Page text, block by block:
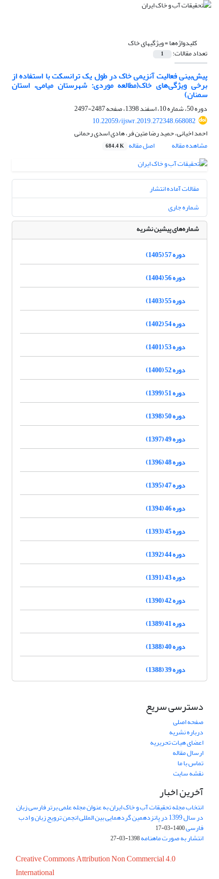
کلیدواژه‌ها =ویژگیهای خاک
تعداد مقالات: 1
پیش‌بینی فعالیت آنزیمی خاک در طول یک ترانسکت با استفاده از
برخی ویژگی‌های خاک(مطالعه موردی: شهرستان میامی، استان
سمنان)
دوره 50، شماره 10، اسفند 1398، صفحه
2487-2497
10.22059/ijswr.2019.272348.668082
احمد اخیانی، حمید رضا متین فر، هادی اسدی رحمانی
مشاهده مقاله
اصل مقاله 684.4 K
مقالات آماده انتشار
شماره جاری
شماره‌های پیشین نشریه
دوره 57 (1405)
دوره 56 (1404)
دوره 55 (1403)
دوره 54 (1402)
دوره 53 (1401)
دوره 52 (1400)
دوره 51 (1399)
دوره 50 (1398)
دوره 49 (1397)
دوره 48 (1396)
دوره 47 (1395)
دوره 46 (1394)
دوره 45 (1393)
دوره 44 (1392)
دوره 43 (1391)
دوره 42 (1390)
دوره 41 (1389)
دوره 40 (1388)
دوره 39 (1388)
دسترسی سریع
صفحه اصلی
درباره نشریه
اعضای هیات تحریریه
ارسال مقاله
تماس با ما
نقشه سایت
آخرین اخبار
انتخاب مجله تحقیقات آب و خاک ایران به عنوان مجله علمی برتر فارسی زبان
در سال 1399 در پانزدهمین گردهمایی بین المللی انجمن ترویج زبان و ادب
فارسی1400-03-17
انتشار به صورت ماهنامه1398-03-27
Creative Commons Attribution Non Commercial 4.0
International